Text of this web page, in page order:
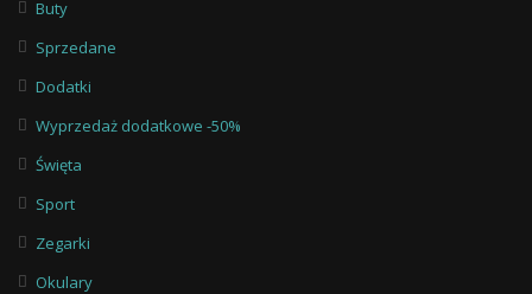
Buty
Sprzedane
Dodatki
Wyprzedaż dodatkowe -50%
Święta
Sport
Zegarki
Okulary